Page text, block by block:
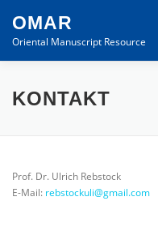
OMAR
Oriental Manuscript Resource
WILLKOMMEN
KONTAKT
Prof. Dr. Ulrich Rebstock
E-Mail: rebstockuli@gmail.com